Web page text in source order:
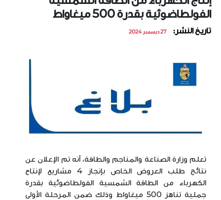
الفولطاضوئية بقدرة 500 ميغاواط
تاريخ النشر: 27 ديسمبر 2024
تعلم وزارة الصناعة والمناجم والطاقة، أنه تم الإعلان عن
نتائج طلب العروض الخاص بإنجاز 4 مشاريع لإنتاج
الكهرباء من الطاقة الشمسية الفولطاضوئية بقدرة
جملية تناهز 500 ميغاواط وذلك ضمن المرحلة الأولى